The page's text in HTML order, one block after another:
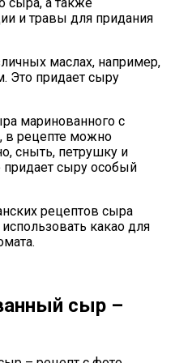
и травы для придания
маслах, например,
Это придает сыру
маринованного с
в рецепте можно
сныть, петрушку и
сыру особый
рецептов сыра
какао для
сыр –